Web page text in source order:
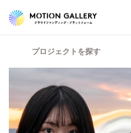
プロジェクトを探す